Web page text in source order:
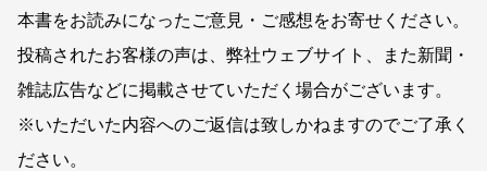
本書をお読みになったご意見・ご感想をお寄せください。
投稿されたお客様の声は、弊社ウェブサイト、また新聞・
雑誌広告などに掲載させていただく場合がございます。
※いただいた内容へのご返信は致しかねますのでご了承く
ださい。